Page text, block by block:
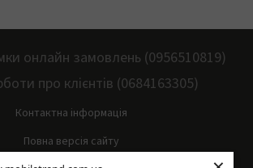
онлайн замовлень (0956510819)
про клієнтів (0684163305)
Контактна інформація
Повна версія сайту